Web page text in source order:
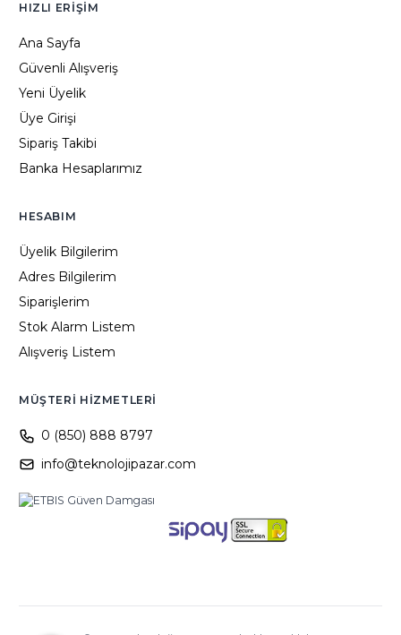
HIZLI ERIŞIM
Ana Sayfa
Güvenli Alışveriş
Yeni Üyelik
Üye Girişi
Sipariş Takibi
Banka Hesaplarımız
HESABIM
Üyelik Bilgilerim
Adres Bilgilerim
Siparişlerim
Stok Alarm Listem
Alışveriş Listem
MÜŞTERI HIZMETLERI
0 (850) 888 8797
info@teknolojipazar.com